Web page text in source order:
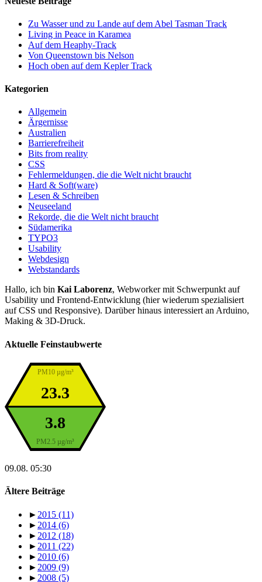
Zu Wasser und zu Lande auf dem Abel Tasman Track
Living in Peace in Karamea
Auf dem Heaphy-Track
Von Queenstown bis Nelson
Hoch oben auf dem Kepler Track
Kategorien
Allgemein
Ärgernisse
Australien
Barrierefreiheit
Bits from reality
CSS
Fehlermeldungen, die die Welt nicht braucht
Hard & Soft(ware)
Lesen & Schreiben
Neuseeland
Rekorde, die die Welt nicht braucht
Südamerika
TYPO3
Usability
Webdesign
Webstandards
Hallo, ich bin Kai Laborenz, Webworker mit Schwerpunkt auf
Usability und Frontend-Entwicklung (hier wiederum spezialisiert
auf CSS und Responsive). Darüber hinaus interessiert an Arduino,
Making & 3D-Druck.
Aktuelle Feinstaubwerte
PM10 µg/m³
PM2.5 µg/m³
23.3
3.8
09.08. 05:30
Ältere Beiträge
► 2015 (11)
► 2014 (6)
► 2012 (18)
► 2011 (22)
► 2010 (6)
► 2009 (9)
► 2008 (5)